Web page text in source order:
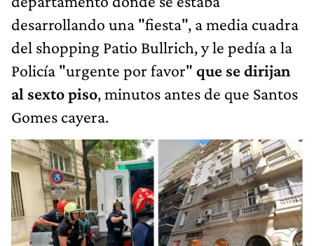
desarrollando una "fiesta", a media cuadra
del shopping Patio Bullrich, y le pedía a la
Policía "urgente por favor" que se dirijan
al sexto piso, minutos antes de que Santos
Gomes cayera.